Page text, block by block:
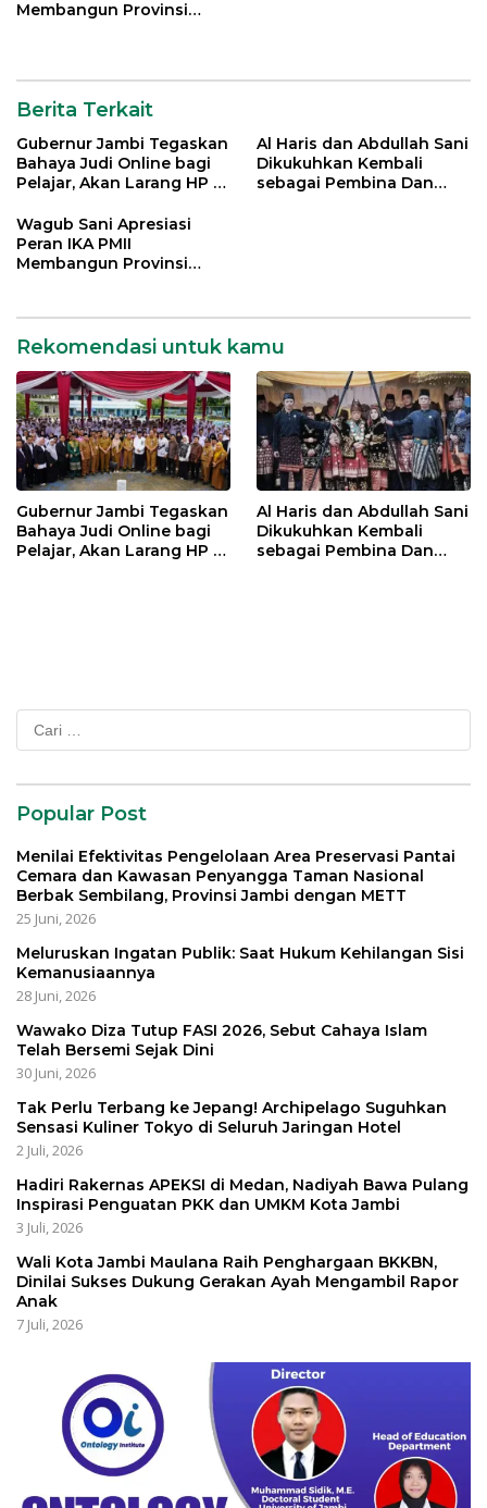
Membangun Provinsi
Berita Terkait
Gubernur Jambi Tegaskan
Bahaya Judi Online bagi
Pelajar, Akan Larang HP di
Al Haris dan Abdullah Sani
Dikukuhkan Kembali
sebagai Pembina Dan
Wagub Sani Apresiasi
Peran IKA PMII
Membangun Provinsi
Rekomendasi untuk kamu
Gubernur Jambi Tegaskan
Bahaya Judi Online bagi
Pelajar, Akan Larang HP di
Al Haris dan Abdullah Sani
Dikukuhkan Kembali
sebagai Pembina Dan
Cari
untuk:
Popular Post
Menilai Efektivitas Pengelolaan Area Preservasi Pantai
Cemara dan Kawasan Penyangga Taman Nasional
Berbak Sembilang, Provinsi Jambi dengan METT
25 Juni, 2026
Meluruskan Ingatan Publik: Saat Hukum Kehilangan Sisi
Kemanusiaannya
28 Juni, 2026
Wawako Diza Tutup FASI 2026, Sebut Cahaya Islam
Telah Bersemi Sejak Dini
30 Juni, 2026
Tak Perlu Terbang ke Jepang! Archipelago Suguhkan
Sensasi Kuliner Tokyo di Seluruh Jaringan Hotel
2 Juli, 2026
Hadiri Rakernas APEKSI di Medan, Nadiyah Bawa Pulang
Inspirasi Penguatan PKK dan UMKM Kota Jambi
3 Juli, 2026
Wali Kota Jambi Maulana Raih Penghargaan BKKBN,
Dinilai Sukses Dukung Gerakan Ayah Mengambil Rapor
Anak
7 Juli, 2026